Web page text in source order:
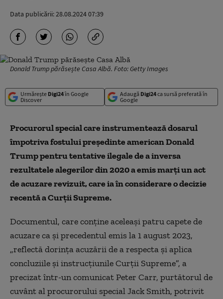
Data publicării:28.08.2024 07:39
Donald Trump părăsește Casa Albă. Foto: Getty Images
Urmărește Digi24în Google
Discover
Adaugă Digi24ca sursă preferată în
Google
Procurorul special care instrumentează dosarul
împotriva fostului preşedinte american Donald
Trump pentru tentative ilegale de a inversa
rezultatele alegerilor din 2020 a emis marţi un act
de acuzare revizuit, care ia în considerare o decizie
recentă a Curţii Supreme.
Documentul, care conţine aceleaşi patru capete de
acuzare ca şi precedentul emis la 1 august 2023,
„reflectă dorinţa acuzării de a respecta şi aplica
concluziile şi instrucţiunile Curţii Supreme”, a
precizat într-un comunicat Peter Carr, purtătorul de
cuvânt al procurorului special Jack Smith, potrivit